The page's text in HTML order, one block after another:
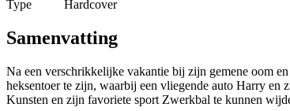
Type
Hardcover
Samenvatting
Na een verschrikkelijke vakantie bij zijn gemene oom
heksentoer te zijn, waarbij een vliegende auto Harry
Kunsten en zijn favoriete sport Zwerkbal te kunnen